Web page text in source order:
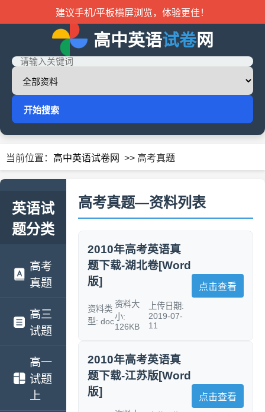
建议手机/平板横屏浏览，体验更佳！
高中英语试卷网
开始搜索
当前位置： 高中英语试卷网 >> 高考真题
英语试
题分类
高考
真题
高三
试题
高一
试题
上
高考真题—资料列表
2010年高考英语真
题下载-湖北卷[Word
版]
资料类
型: doc
资料大
小:
126KB
上传日期:
2019-07-
11
点击查看
2010年高考英语真
题下载-江苏版[Word
版]
点击查看